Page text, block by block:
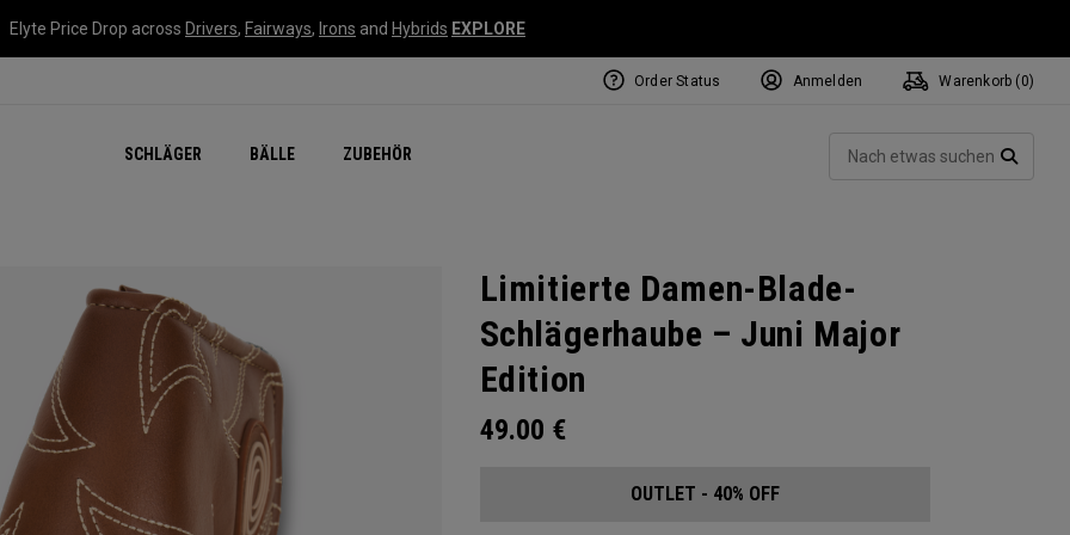
Elyte Price Drop across Drivers, Fairways, Irons and Hybrids EXPLORE
SCHLÄGER BÄLLE ZUBEHÖR
Order Status Anmelden Warenkorb ( 0)
Limitierte Damen-Blade-
Schlägerhaube – Juni Major
Edition
49.00 €
OUTLET - 40% OFF